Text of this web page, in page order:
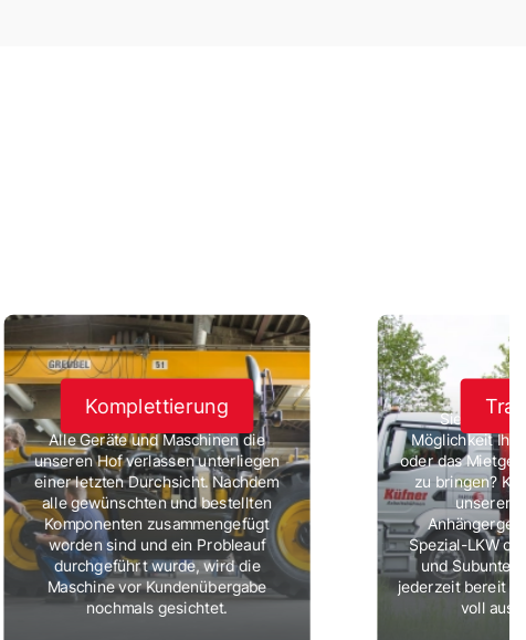
Komplettierung
Alle Geräte und Maschinen die
unseren Hof verlassen unterliegen
einer letzten Durchsicht. Nachdem
alle gewünschten und bestellten
Komponenten zusammengefügt
worden sind und ein Probleauf
durchgeführt wurde, wird die
Maschine vor Kundenübergabe
nochmals gesichtet.
Sie haben
Möglichkeit Ihr
oder das
zu bringen?
unseren
Spezial-LKW
und
jederzeit bereit
voll